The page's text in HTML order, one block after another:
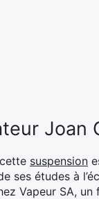
Joan
suspension
ses études à
Vapeur SA,